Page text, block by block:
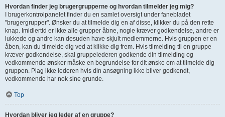
Hvordan finder jeg brugergrupperne og hvordan tilmelder jeg mig?
I brugerkontrolpanelet finder du en samlet oversigt under fanebladet
"brugergrupper". Ønsker du at tilmelde dig en af disse, klikker du på den rette
knap. Imidlertid er ikke alle grupper åbne, nogle kræver godkendelse, andre er
lukkede og andre kan desuden have skjult medlemmerne. Hvis gruppen er en
åben, kan du tilmelde dig ved at klikke dig frem. Hvis tilmelding til en gruppe
kræver godkendelse, skal gruppelederen godkende din tilmelding og
vedkommende ønsker måske en begrundelse for dit ønske om at tilmelde dig
gruppen. Plag ikke lederen hvis din ansøgning ikke bliver godkendt,
vedkommende har nok sine grunde.
Top
Hvordan bliver jeg leder af en gruppe?